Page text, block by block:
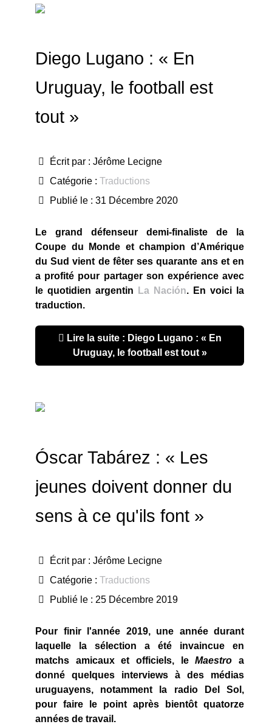
Diego Lugano : « En
Uruguay, le football est
tout »
Écrit par : Jérôme Lecigne
Catégorie : Traductions
Publié le : 31 Décembre 2020
Le grand défenseur demi-finaliste de la
Coupe du Monde et champion d’Amérique
du Sud vient de fêter ses quarante ans et en
a profité pour partager son expérience avec
le quotidien argentin
La Nación. En voici la
traduction.
Lire la suite : Diego Lugano : « En
Uruguay, le football est tout »
Óscar Tabárez : « Les
jeunes doivent donner du
sens à ce qu'ils font »
Écrit par : Jérôme Lecigne
Catégorie : Traductions
Publié le : 25 Décembre 2019
Pour finir l'année 2019, une année durant
laquelle la sélection a été invaincue en
matchs amicaux et officiels, leMaestro a
donné quelques interviews à des médias
uruguayens, notamment la radio Del Sol,
pour faire le point après bientôt quatorze
années de travail.